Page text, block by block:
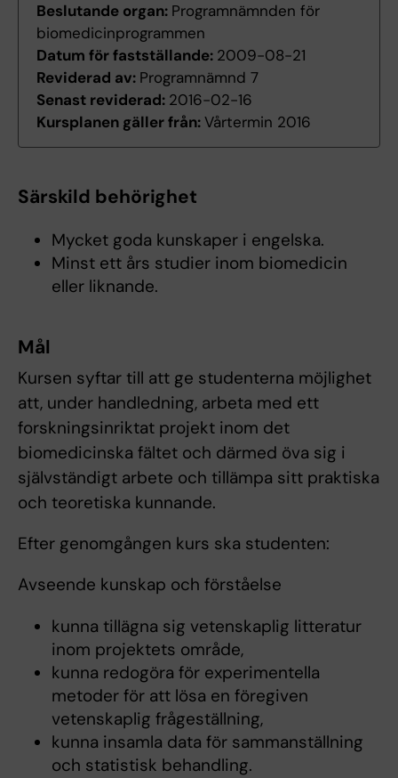
Beslutande organ: Programnämnden för
biomedicinprogrammen
Datum för fastställande: 2009-08-21
Reviderad av: Programnämnd 7
Senast reviderad: 2016-02-16
Kursplanen gäller från:Vårtermin 2016
Särskild behörighet
Mycket goda kunskaper i engelska.
Minst ett års studier inom biomedicin
eller liknande.
Mål
Kursen syftar till att ge studenterna möjlighet
att, under handledning, arbeta med ett
forskningsinriktat projekt inom det
biomedicinska fältet och därmed öva sig i
självständigt arbete och tillämpa sitt praktiska
och teoretiska kunnande.
Efter genomgången kurs ska studenten:
Avseende kunskap och förståelse
kunna tillägna sig vetenskaplig litteratur
inom projektets område,
kunna redogöra för experimentella
metoder för att lösa en föregiven
vetenskaplig frågeställning,
kunna insamla data för sammanställning
och statistisk behandling.